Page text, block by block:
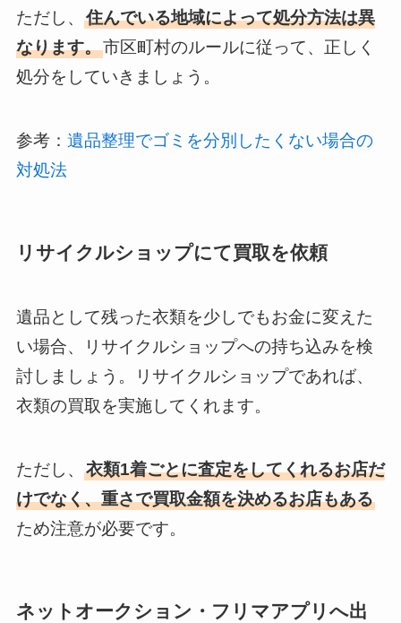
ただし、 住んでいる地域によって処分方法は異
なります。市区町村のルールに従って、正しく
処分をしていきましょう。
参考： 遺品整理でゴミを分別したくない場合の
対処法
リサイクルショップにて買取を依頼
遺品として残った衣類を少しでもお金に変えた
い場合、リサイクルショップへの持ち込みを検
討しましょう。リサイクルショップであれば、
衣類の買取を実施してくれます。
ただし、 衣類1着ごとに査定をしてくれるお店だ
けでなく、重さで買取金額を決めるお店もある
ため注意が必要です。
ネットオークション・フリマアプリへ出